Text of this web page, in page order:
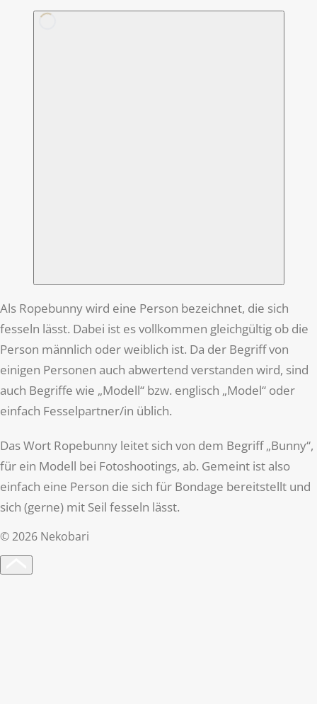
Als Ropebunny wird eine Person bezeichnet, die sich
fesseln lässt. Dabei ist es vollkommen gleichgültig ob die
Person männlich oder weiblich ist. Da der Begriff von
einigen Personen auch abwertend verstanden wird, sind
auch Begriffe wie „Modell“ bzw. englisch „Model“ oder
einfach Fesselpartner/in üblich.
Das Wort Ropebunny leitet sich von dem Begriff „Bunny“,
für ein Modell bei Fotoshootings, ab. Gemeint ist also
einfach eine Person die sich für Bondage bereitstellt und
sich (gerne) mit Seil fesseln lässt.
©2026 Nekobari